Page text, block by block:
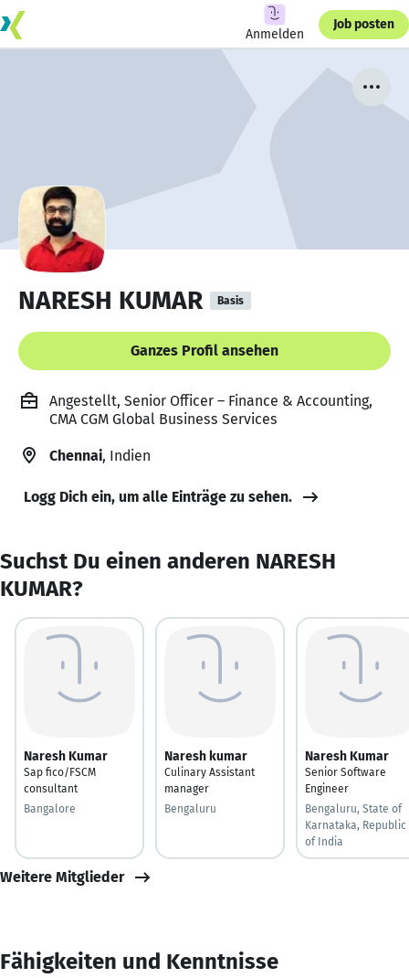
Anmelden
Job posten
NARESH KUMAR Basis
Ganzes Profil ansehen
Angestellt, Senior Officer – Finance & Accounting,
CMA CGM Global Business Services
Chennai, Indien
Logg Dich ein, um alle Einträge zu sehen.
Suchst Du einen anderen NARESH
KUMAR?
Naresh Kumar
Sap fico/FSCM
consultant
Bangalore
Naresh kumar
Culinary Assistant
manager
Bengaluru
Naresh Kumar
Senior Software
Engineer
Bengaluru, State of
Karnataka, Republic
of India
Weitere Mitglieder
Fähigkeiten und Kenntnisse